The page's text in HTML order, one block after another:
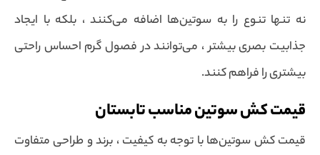
نه تنها تنوع را به سوتین‌ها اضافه می‌کنند ، بلکه با ایجاد
جذابیت بصری بیشتر ، می‌توانند در فصول گرم احساس راحتی
بیشتری را فراهم کنند.
قیمت کش سوتین مناسب تابستان
قیمت کش سوتین‌ها با توجه به کیفیت ، برند و طراحی متفاوت